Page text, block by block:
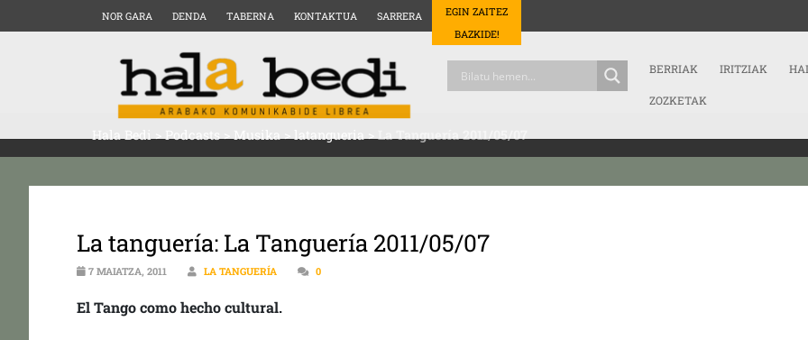
NOR GARA DENDA TABERNA KONTAKTUA SARRERA
EGIN ZAITEZ
BAZKIDE!
BERRIAK IRITZIAK
ZOZKETAK
Hala Bedi>Podcasts>Musika>latangueria>La Tanguería 2011/05/07
La tanguería: La Tanguería 2011/05/07
7 MAIATZA, 2011 LA TANGUERÍA 0
El Tango como hecho cultural.